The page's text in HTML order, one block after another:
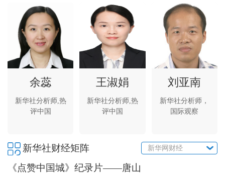
余蕊
新华社分析师,热
评中国
王淑娟
新华社分析师,热
评中国
刘亚南
新华社分析师，
国际观察
新华社财经矩阵 新华网财经
《点赞中国城》纪录片——唐山